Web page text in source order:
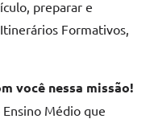
preparar e
Formativos,
você nessa missão!
Médio que